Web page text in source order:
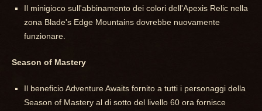
Il minigioco sull'abbinamento dei colori dell'Apexis Relic nella
zona Blade's Edge Mountains dovrebbe nuovamente
funzionare.
Season of Mastery
Il beneficio Adventure Awaits fornito a tutti i personaggi della
Season of Mastery al di sotto del livello 60 ora fornisce